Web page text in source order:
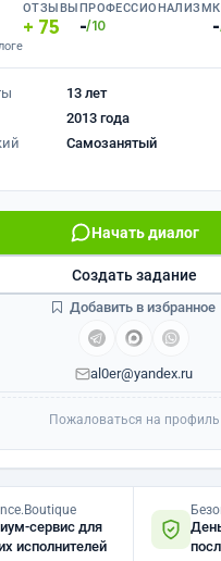
ОТЗЫВЫ
75
ПРОФЕССИОНАЛИЗМ
-/10 -
13 лет
2013 года
Самозанятый
Начать диалог
al0er@yandex.ru
Создать задание
Добавить в избранное
Пожаловаться на профиль
сервис для
исполнителей